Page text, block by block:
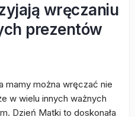
wręczaniu
prezentów
mamy można wręczać nie
w wielu innych ważnych
Dzień Matki to doskonała